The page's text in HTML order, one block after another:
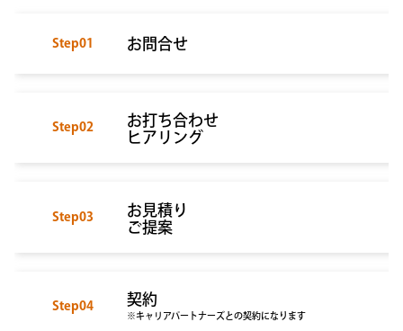
Step01 お問合せ
Step02
お打ち合わせ
ヒアリング
Step03
お見積り
ご提案
Step04 契約
※キャリアパートナーズとの契約になります